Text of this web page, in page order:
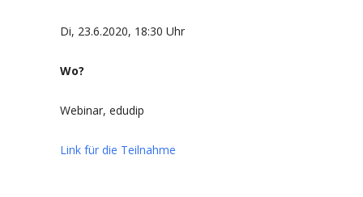
Di, 23.6.2020, 18:30 Uhr
Wo?
Webinar, edudip
Link für die Teilnahme